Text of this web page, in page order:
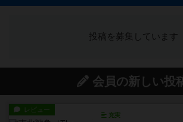
投稿を募集しています
会員の新しい投
レビュー
充実